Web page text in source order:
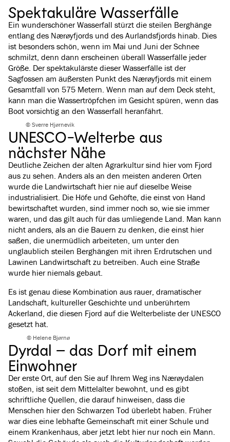
Spektakuläre Wasserfälle
Ein wunderschöner Wasserfall stürzt die steilen Berghänge
entlang des Nærøyfjords und des Aurlandsfjords hinab. Dies
ist besonders schön, wenn im Mai und Juni der Schnee
schmilzt, denn dann erscheinen überall Wasserfälle jeder
Größe. Der spektakulärste dieser Wasserfälle ist der
Sagfossen am äußersten Punkt des Nærøyfjords mit einem
Gesamtfall von 575 Metern. Wenn man auf dem Deck steht,
kann man die Wassertröpfchen im Gesicht spüren, wenn das
Boot vorsichtig an den Wasserfall heranfährt.
© Sverre Hjørnevik
UNESCO-Welterbe aus
nächster Nähe
Deutliche Zeichen der alten Agrarkultur sind hier vom Fjord
aus zu sehen. Anders als an den meisten anderen Orten
wurde die Landwirtschaft hier nie auf dieselbe Weise
industrialisiert. Die Höfe und Gehöfte, die einst von Hand
bewirtschaftet wurden, sind immer noch so, wie sie immer
waren, und das gilt auch für das umliegende Land. Man kann
nicht anders, als an die Bauern zu denken, die einst hier
saßen, die unermüdlich arbeiteten, um unter den
unglaublich steilen Berghängen mit ihren Erdrutschen und
Lawinen Landwirtschaft zu betreiben. Auch eine Straße
wurde hier niemals gebaut.
Es ist genau diese Kombination aus rauer, dramatischer
Landschaft, kultureller Geschichte und unberührtem
Ackerland, die diesen Fjord auf die Welterbeliste der UNESCO
gesetzt hat.
© Helene Bjørnø
Dyrdal – das Dorf mit einem
Einwohner
Der erste Ort, auf den Sie auf Ihrem Weg ins Nærøydalen
stoßen, ist seit dem Mittelalter bewohnt, und es gibt
schriftliche Quellen, die darauf hinweisen, dass die
Menschen hier den Schwarzen Tod überlebt haben. Früher
war dies eine lebhafte Gemeinschaft mit einer Schule und
einem Krankenhaus, aber jetzt lebt hier nur noch ein Mann.